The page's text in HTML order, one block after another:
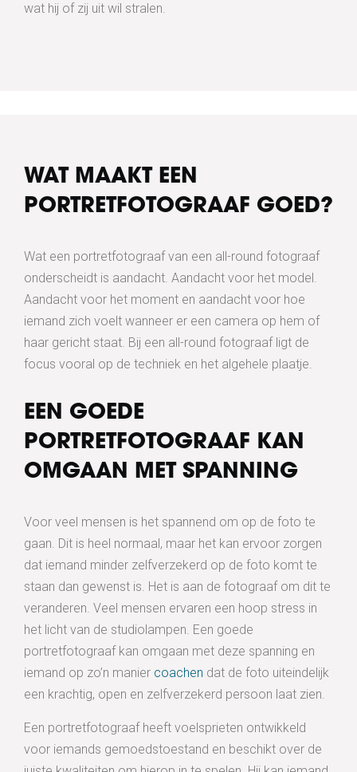
wat hij of zij uit wil stralen.
WAT MAAKT EEN
PORTRETFOTOGRAAF GOED?
Wat een portretfotograaf van een all-round fotograaf
onderscheidt is aandacht. Aandacht voor het model.
Aandacht voor het moment en aandacht voor hoe
iemand zich voelt wanneer er een camera op hem of
haar gericht staat. Bij een all-round fotograaf ligt de
focus vooral op de techniek en het algehele plaatje.
EEN GOEDE
PORTRETFOTOGRAAF KAN
OMGAAN MET SPANNING
Voor veel mensen is het spannend om op de foto te
gaan. Dit is heel normaal, maar het kan ervoor zorgen
dat iemand minder zelfverzekerd op de foto komt te
staan dan gewenst is. Het is aan de fotograaf om dit te
veranderen. Veel mensen ervaren een hoop stress in
het licht van de studiolampen. Een goede
portretfotograaf kan omgaan met deze spanning en
iemand op zo’n manier coachen dat de foto uiteindelijk
een krachtig, open en zelfverzekerd persoon laat zien.
Een portretfotograaf heeft voelsprieten ontwikkeld
voor iemands gemoedstoestand en beschikt over de